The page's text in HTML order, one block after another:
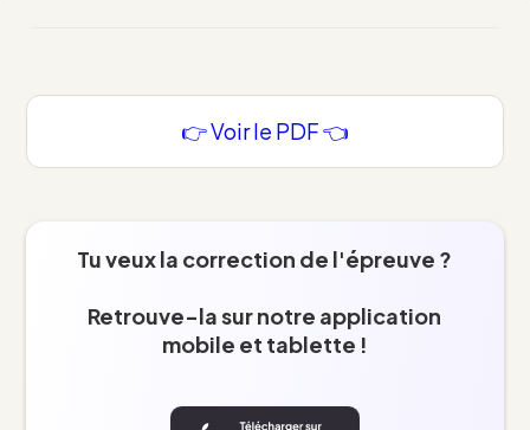
👉 Voir le PDF 👈
Tu veux la correction de l'épreuve ?
Retrouve-la sur notre application
mobile et tablette !